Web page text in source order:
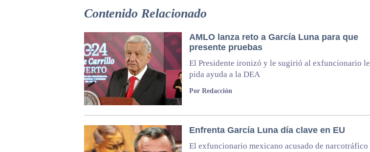
Contenido Relacionado
AMLO lanza reto a García Luna para que
presente pruebas
El Presidente ironizó y le sugirió al exfuncionario le
pida ayuda a la DEA
Por Redacción
Enfrenta García Luna día clave en EU
El exfuncionario mexicano acusado de narcotráfico